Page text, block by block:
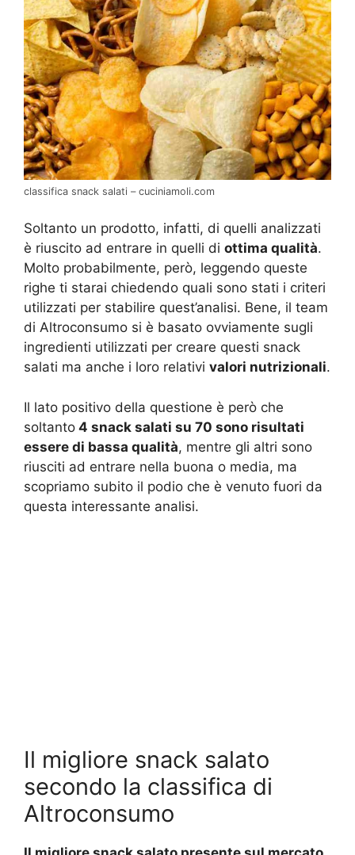
classifica snack salati – cuciniamoli.com
Soltanto un prodotto, infatti, di quelli analizzati
è riuscito ad entrare in quelli di ottima qualità.
Molto probabilmente, però, leggendo queste
righe ti starai chiedendo quali sono stati i criteri
utilizzati per stabilire quest’analisi. Bene, il team
di Altroconsumo si è basato ovviamente sugli
ingredienti utilizzati per creare questi snack
salati ma anche i loro relativi valori nutrizionali.
Il lato positivo della questione è però che
soltanto 4 snack salati su 70 sono risultati
essere di bassa qualità, mentre gli altri sono
riusciti ad entrare nella buona o media, ma
scopriamo subito il podio che è venuto fuori da
questa interessante analisi.
Il migliore snack salato
secondo la classifica di
Altroconsumo